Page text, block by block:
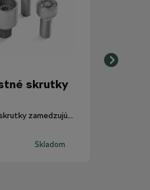
skrutky
Bezpečnostné skrutky zamedzujúce krádeži kolies.
Skladom